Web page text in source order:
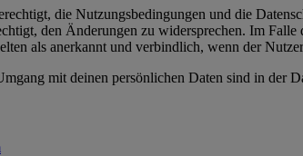
die Nutzungsbedingungen und die
den Änderungen zu widersprechen. Im
als anerkannt und verbindlich, wenn der
mit deinen persönlichen Daten sind in der